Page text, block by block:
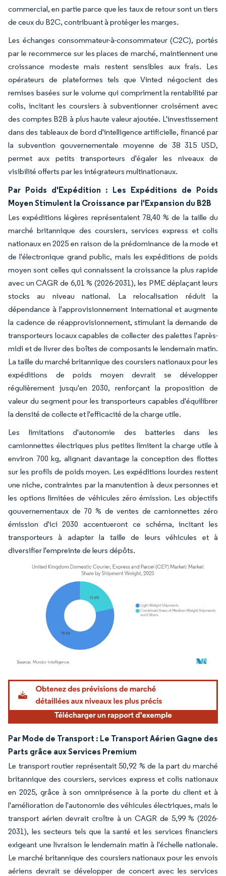
commercial, en partie parce que les taux de retour sont un tiers
de ceux du B2C, contribuant à protéger les marges.
Les échanges consommateur-à-consommateur (C2C), portés
par le recommerce sur les places de marché, maintiennent une
croissance modeste mais restent sensibles aux frais. Les
opérateurs de plateformes tels que Vinted négocient des
remises basées sur le volume qui compriment la rentabilité par
colis, incitant les coursiers à subventionner croisément avec
des comptes B2B à plus haute valeur ajoutée. L'investissement
dans des tableaux de bord d'intelligence artificielle, financé par
la subvention gouvernementale moyenne de 38 315 USD,
permet aux petits transporteurs d'égaler les niveaux de
visibilité offerts par les intégrateurs multinationaux.
Par Poids d'Expédition : Les Expéditions de Poids
Moyen Stimulent la Croissance par l'Expansion du B2B
Les expéditions légères représentaient 78,40 % de la taille du
marché britannique des coursiers, services express et colis
nationaux en 2025 en raison de la prédominance de la mode et
de l'électronique grand public, mais les expéditions de poids
moyen sont celles qui connaissent la croissance la plus rapide
avec un CAGR de 6,01 % (2026-2031), les PME déplaçant leurs
stocks au niveau national. La relocalisation réduit la
dépendance à l'approvisionnement international et augmente
la cadence de réapprovisionnement, stimulant la demande de
transporteurs locaux capables de collecter des palettes l'après-
midi et de livrer des boîtes de composants le lendemain matin.
La taille du marché britannique des coursiers nationaux pour les
expéditions de poids moyen devrait se développer
régulièrement jusqu'en 2030, renforçant la proposition de
valeur du segment pour les transporteurs capables d'équilibrer
la densité de collecte et l'efficacité de la charge utile.
Les limitations d'autonomie des batteries dans les
camionnettes électriques plus petites limitent la charge utile à
environ 700 kg, alignant davantage la conception des flottes
sur les profils de poids moyen. Les expéditions lourdes restent
une niche, contraintes par la manutention à deux personnes et
les options limitées de véhicules zéro émission. Les objectifs
gouvernementaux de 70 % de ventes de camionnettes zéro
émission d'ici 2030 accentueront ce schéma, incitant les
transporteurs à adapter la taille de leurs véhicules et à
diversifier l'empreinte de leurs dépôts.
Image © Mordor Intelligence. La réutilisation nécessite une attribution sous CC BY
Par Mode de Transport : Le Transport Aérien Gagne des
Parts grâce aux Services Premium
Le transport routier représentait 50,92 % de la part du marché
britannique des coursiers, services express et colis nationaux
en 2025, grâce à son omniprésence à la porte du client et à
l'amélioration de l'autonomie des véhicules électriques, mais le
transport aérien devrait croître à un CAGR de 5,99 % (2026-
2031), les secteurs tels que la santé et les services financiers
exigeant une livraison le lendemain matin à l'échelle nationale.
Le marché britannique des coursiers nationaux pour les envois
aériens devrait se développer de concert avec les services